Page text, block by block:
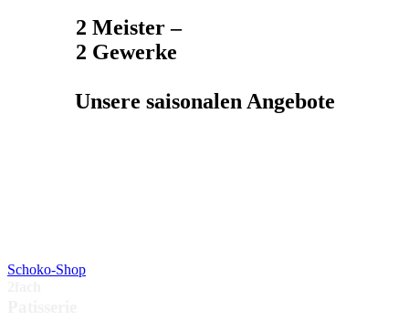
2 Meister –
2 Gewerke
Unsere saisonalen Angebote
Schoko-Shop